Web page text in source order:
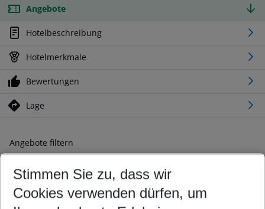
Angebote
Hotelbeschreibung
Hotelmerkmale
Bewertungen
Lage
Angebote filtern
Ändern Sie Ihre Kriterien nach Ihren Wünschen
Abflughafen wählen
Beliebiger Abflughafen
Stimmen Sie zu, dass wir
Cookies verwenden dürfen, um